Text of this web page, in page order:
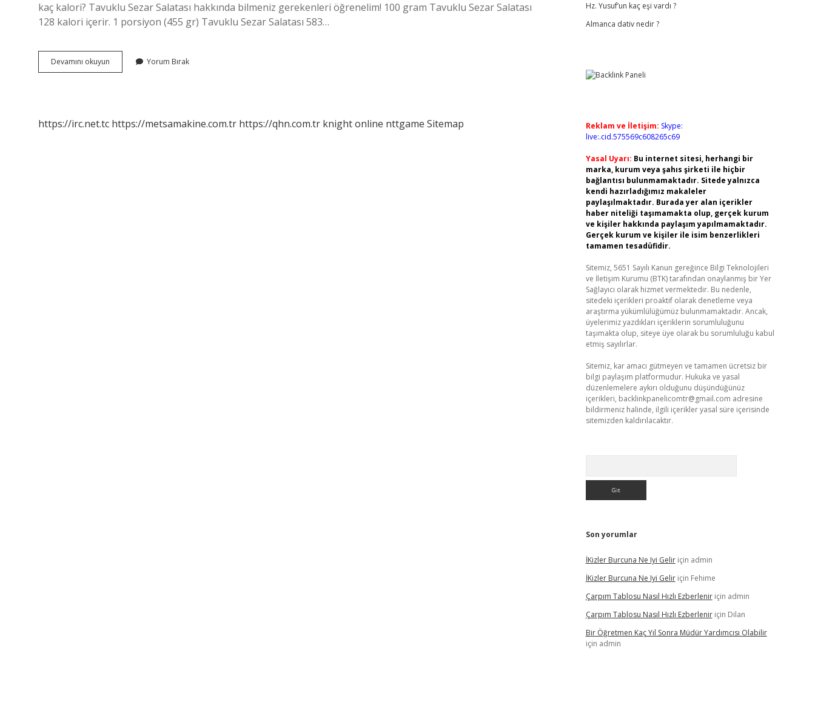
kaç kalori? Tavuklu Sezar Salatası hakkında bilmeniz gerekenleri öğrenelim! 100 gram Tavuklu Sezar Salatası
128 kalori içerir. 1 porsiyon (455 gr) Tavuklu Sezar Salatası 583…
Devamını okuyun
Salads
Yorum Bırak
https://irc.net.tc https://metsamakine.com.tr https://qhn.com.tr knight online nttgame Sitemap
Hz. Yusuf’un kaç eşi vardı ?
Almanca dativ nedir ?
Reklam ve İletişim: Skype:
live:.cid.575569c608265c69
Yasal Uyarı: Bu internet sitesi, herhangi bir
marka, kurum veya şahıs şirketi ile hiçbir
bağlantısı bulunmamaktadır. Sitede yalnızca
kendi hazırladığımız makaleler
paylaşılmaktadır. Burada yer alan içerikler
haber niteliği taşımamakta olup, gerçek kurum
ve kişiler hakkında paylaşım yapılmamaktadır.
Gerçek kurum ve kişiler ile isim benzerlikleri
tamamen tesadüfidir.
Sitemiz, 5651 Sayılı Kanun gereğince Bilgi Teknolojileri
ve İletişim Kurumu (BTK) tarafından onaylanmış bir Yer
Sağlayıcı olarak hizmet vermektedir. Bu nedenle,
sitedeki içerikleri proaktif olarak denetleme veya
araştırma yükümlülüğümüz bulunmamaktadır. Ancak,
üyelerimiz yazdıkları içeriklerin sorumluluğunu
taşımakta olup, siteye üye olarak bu sorumluluğu kabul
etmiş sayılırlar.
Sitemiz, kar amacı gütmeyen ve tamamen ücretsiz bir
bilgi paylaşım platformudur. Hukuka ve yasal
düzenlemelere aykırı olduğunu düşündüğünüz
içerikleri, backlinkpanelicomtr@gmail.com adresine
bildirmeniz halinde, ilgili içerikler yasal süre içerisinde
sitemizden kaldırılacaktır.
Son yorumlar
İKizler Burcuna Ne Iyi Geliriçin admin
İKizler Burcuna Ne Iyi Geliriçin Fehime
Çarpım Tablosu Nasıl Hızlı Ezberleniriçin admin
Çarpım Tablosu Nasıl Hızlı Ezberleniriçin Dilan
Bir Öğretmen Kaç Yıl Sonra Müdür Yardımcısı Olabilir
için admin